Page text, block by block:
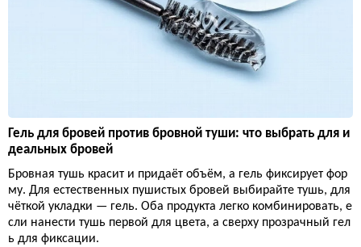
Гель для бровей против бровной туши: что выбрать для и
деальных бровей
Бровная тушь красит и придаёт объём, а гель фиксирует фор
му. Для естественных пушистых бровей выбирайте тушь, для
чёткой укладки — гель. Оба продукта легко комбинировать, е
сли нанести тушь первой для цвета, а сверху прозрачный гел
ь для фиксации.